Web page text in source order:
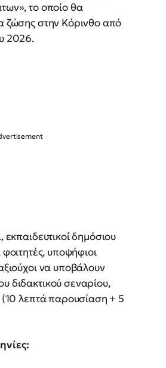
το οποίο θα
ζώσης στην Κόρινθο από
2026.
εκπαιδευτικοί δημόσιου
υποψήφιοι
να υποβάλουν
διδακτικού σεναρίου,
(10 λεπτά παρουσίαση + 5